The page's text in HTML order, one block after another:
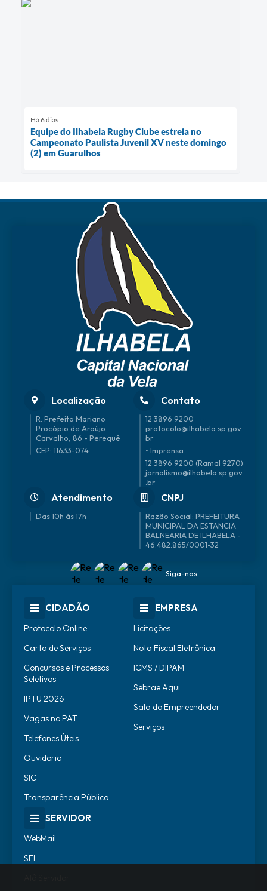
Há 6 dias
Equipe do Ilhabela Rugby Clube estreia no
Campeonato Paulista Juvenil XV neste domingo
(2) em Guarulhos
Localização
R. Prefeito Mariano
Procópio de Araújo
Carvalho, 86 - Perequê
CEP: 11633-074
Contato
12 3896 9200
protocolo@ilhabela.sp.gov.
br
• Imprensa
12 3896 9200 (Ramal 9270)
jornalismo@ilhabela.sp.gov
.br
Atendimento
Das 10h às 17h
CNPJ
46.482.865/0001-32
Siga-nos
CIDADÃO
Protocolo Online
Carta de Serviços
Concursos e Processos
Seletivos
IPTU 2026
Vagas no PAT
Telefones Úteis
Ouvidoria
SIC
Transparência Pública
EMPRESA
Licitações
Nota Fiscal Eletrônica
ICMS / DIPAM
Sebrae Aqui
Sala do Empreendedor
Serviços
SERVIDOR
WebMail
SEI